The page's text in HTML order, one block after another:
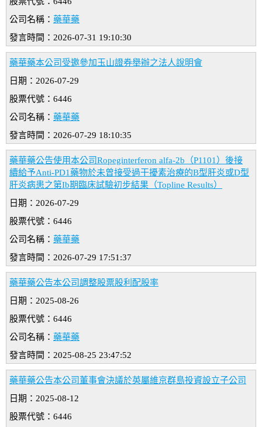
公司名稱： 藥華藥
發言時間：2026-07-31 19:10:30
藥華藥本公司受邀參加玉山證券舉辦之法人說明會
日期：2026-07-29
股票代號：6446
公司名稱： 藥華藥
發言時間：2026-07-29 18:10:35
藥華藥公告使用本公司Ropeginterferon alfa-2b（P1101）後接
續給予Anti-PD1藥物於未曾接受過干擾素治療的B型肝炎或D型
肝炎病患之第Ib期臨床試驗初步結果（Topline Results）
日期：2026-07-29
股票代號：6446
公司名稱： 藥華藥
發言時間：2026-07-29 17:51:37
藥華藥公告本公司調整股票股利配股率
日期：2025-08-26
股票代號：6446
公司名稱： 藥華藥
發言時間：2025-08-25 23:47:52
藥華藥公告本公司董事會決議於英屬維京群島投資設立子公司
日期：2025-08-12
股票代號：6446